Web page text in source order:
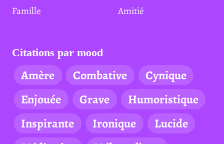
Famille
Amitié
Citations par mood
Amère Combative
Cynique
Enjouée
Grave
Humoristique
Inspirante
Ironique
Lucide